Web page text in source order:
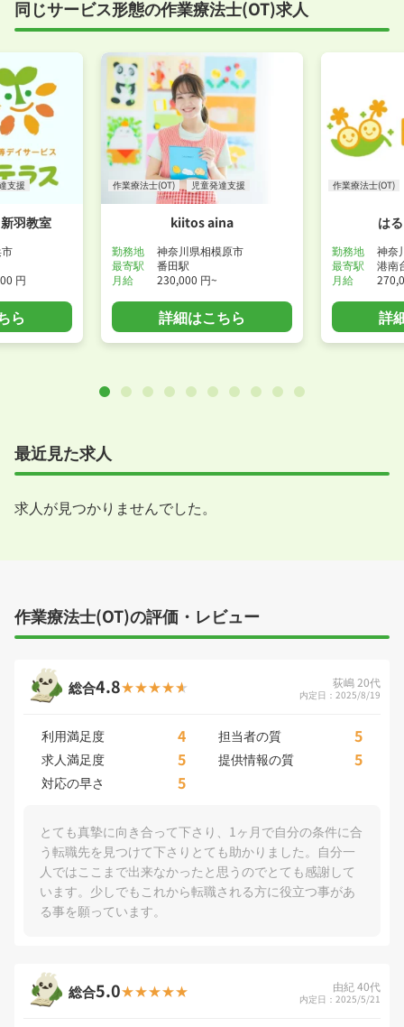
同じサービス形態の作業療法士(OT)求人
支援
羽教室
円
ら
作業療法士(OT) 児童発達支援
kiitos aina
勤務地
神奈川県相模原市
最寄駅
番田駅
月給
230,000 円~
詳細はこちら
作業療法士(OT)
は
勤務地
神奈
最寄駅
港南
月給
詳
最近見た求人
求人が見つかりませんでした。
作業療法士(OT)の評価・レビュー
総合4.8 荻嶋 20代
内定日：2025/8/19
利用満足度 4 担当者の質 5
求人満足度 5 提供情報の質 5
対応の早さ 5
とても真摯に向き合って下さり、1ヶ月で自分の条件に合
う転職先を見つけて下さりとても助かりました。自分一
人ではここまで出来なかったと思うのでとても感謝して
います。少しでもこれから転職される方に役立つ事があ
る事を願っています。
総合5.0 由紀 40代
内定日：2025/5/21